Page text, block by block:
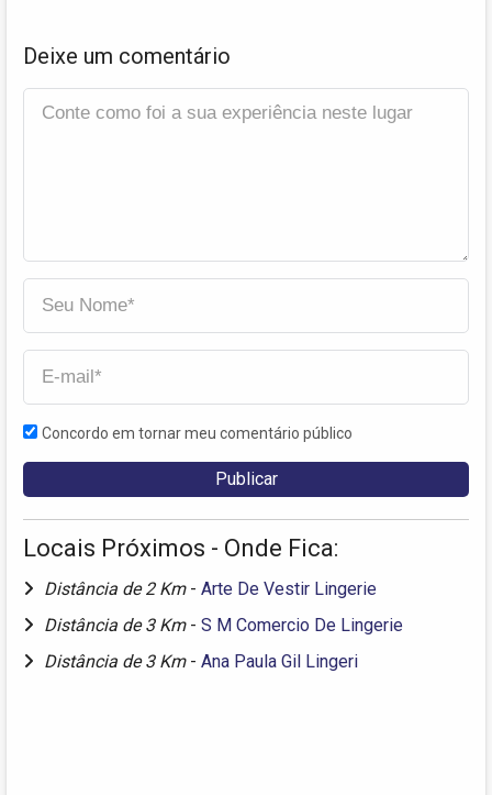
Deixe um comentário
Concordo em tornar meu comentário público
Locais Próximos - Onde Fica:
Distância de 2 Km - Arte De Vestir Lingerie
Distância de 3 Km - S M Comercio De Lingerie
Distância de 3 Km - Ana Paula Gil Lingeri